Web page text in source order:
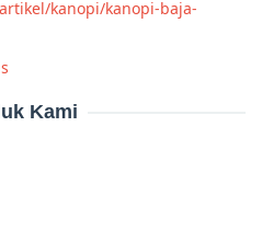
kanopi/kanopi-baja-
Kami